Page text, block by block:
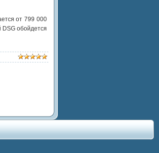
от 799 000
обойдется